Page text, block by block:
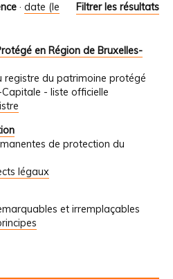
Filtrer les résultats
· date (le
en Région de Bruxelles-
registre du patrimoine protégé
- liste officielle
de protection du
légaux
et irremplaçables